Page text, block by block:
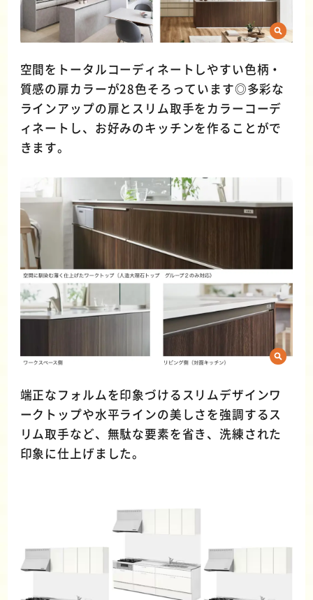
空間をトータルコーディネートしやすい色柄・
質感の扉カラーが28色そろっています◎多彩な
ラインアップの扉とスリム取手をカラーコーデ
ィネートし、お好みのキッチンを作ることがで
きます。
端正なフォルムを印象づけるスリムデザインワ
ークトップや水平ラインの美しさを強調するス
リム取手など、無駄な要素を省き、洗練された
印象に仕上げました。